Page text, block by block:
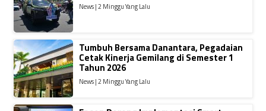
News | 2 Minggu Yang Lalu
Tumbuh Bersama Danantara, Pegadaian
Cetak Kinerja Gemilang di Semester 1
Tahun 2026
News | 2 Minggu Yang Lalu